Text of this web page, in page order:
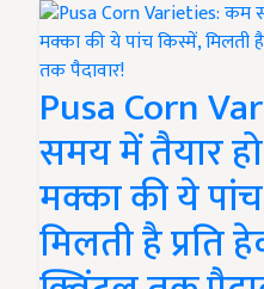
Pusa Corn
समय में तैयार
मक्का की ये
मिलती है प्रति